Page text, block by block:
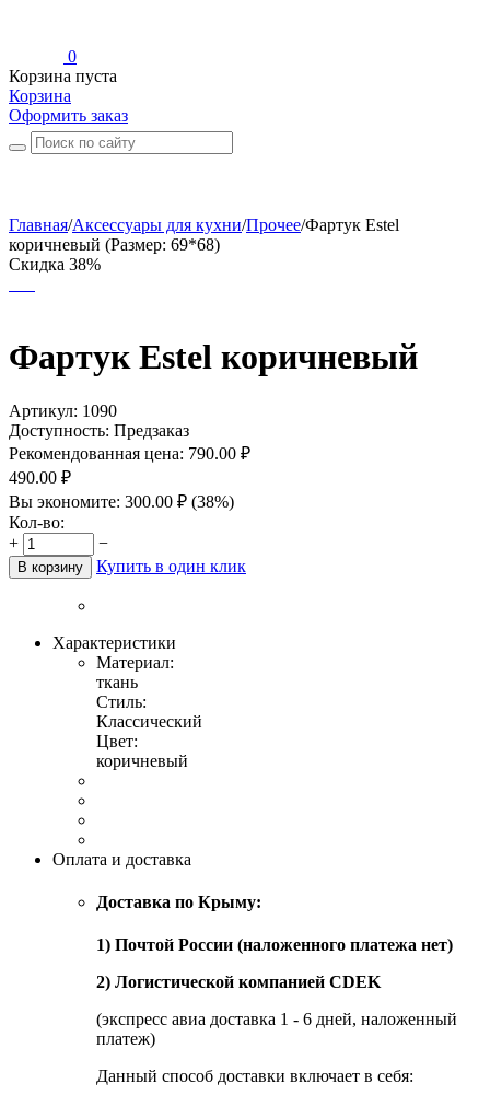
0
Корзина пуста
Корзина
Оформить заказ
Главная/Аксессуары для кухни/Прочее/Фартук Estel
коричневый (Размер: 69*68)
Скидка 38%
Фартук Estel коричневый
Артикул: 1090
Доступность: Предзаказ
Рекомендованная цена: 790.00 ₽
490.00 ₽
Вы экономите: 300.00 ₽ (38%)
Кол-во:
+
−
В корзину Купить в один клик
Характеристики
Материал:
ткань
Стиль:
Классический
Цвет:
коричневый
Оплата и доставка
Доставка по Крыму:
1) Почтой России (наложенного платежа нет)
2) Логистической компанией CDEK
(экспресс авиа доставка 1 - 6 дней, наложенный
платеж)
Данный способ доставки включает в себя: